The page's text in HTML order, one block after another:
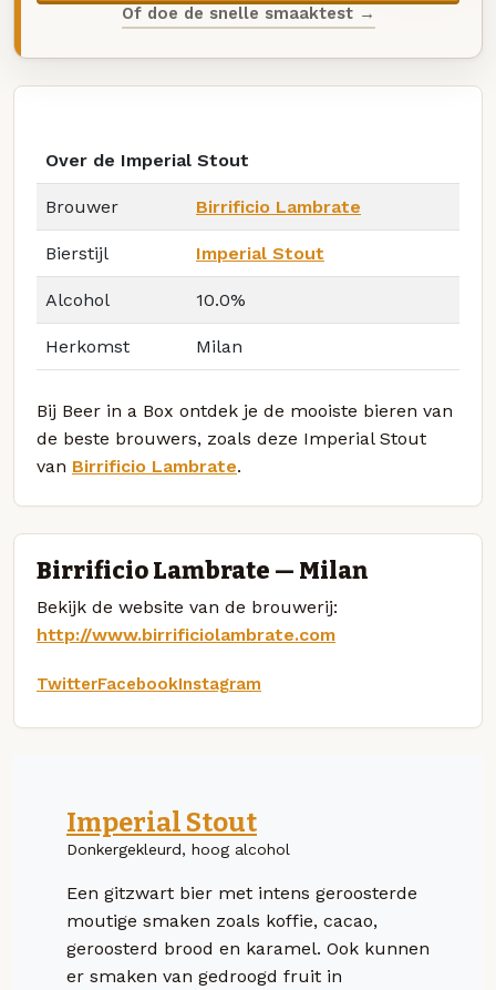
Of doe de snelle smaaktest →
Over de Imperial Stout
Brouwer Birrificio Lambrate
Bierstijl Imperial Stout
Alcohol 10.0%
Herkomst Milan
Bij Beer in a Box ontdek je de mooiste bieren van
de beste brouwers, zoals deze Imperial Stout
van Birrificio Lambrate.
Birrificio Lambrate — Milan
Bekijk de website van de brouwerij:
http://www.birrificiolambrate.com
TwitterFacebookInstagram
Imperial Stout
Donkergekleurd, hoog alcohol
Een gitzwart bier met intens geroosterde
moutige smaken zoals koffie, cacao,
geroosterd brood en karamel. Ook kunnen
er smaken van gedroogd fruit in